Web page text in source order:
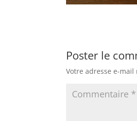
Poster le
Votre adresse e-